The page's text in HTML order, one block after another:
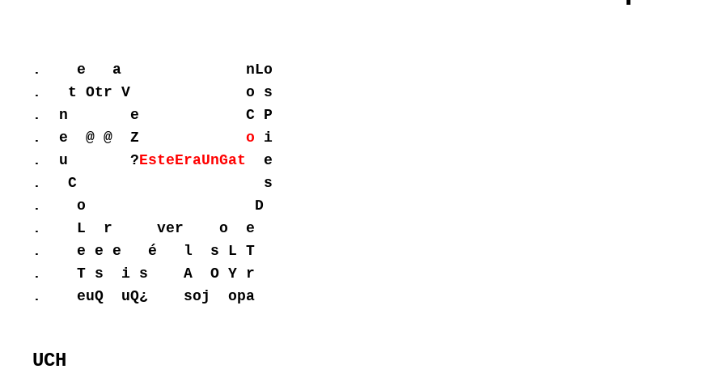
.    e   a              nLo
.   t Otr V             o s
.  n       e            C P
.  e  @ @  Z o i
.  u       ?EsteEraUnGat
  e
.   C                     s
.    o                   D
.    L  r     ver    o  e
.    e e e   é   l  s L T
.    T s  i s    A  O Y r
.    euQ  uQ¿    soj  opa
UCH